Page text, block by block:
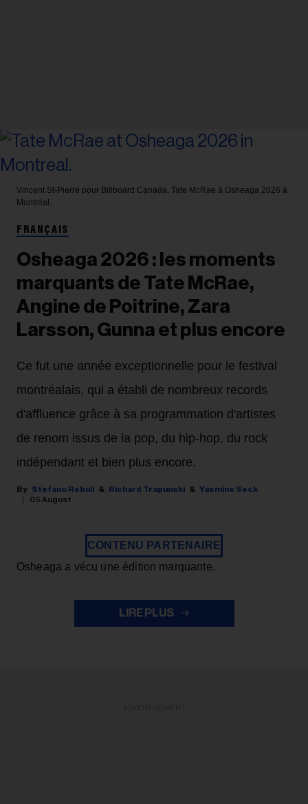
Vincent St-Pierre pour Billboard Canada. Tate McRae à Osheaga 2026 à
Montréal.
FRANÇAIS
Osheaga 2026 : les moments
marquants de Tate McRae,
Angine de Poitrine, Zara
Larsson, Gunna et plus encore
Ce fut une année exceptionnelle pour le festival
montréalais, qui a établi de nombreux records
d'affluence grâce à sa programmation d'artistes
de renom issus de la pop, du hip-hop, du rock
indépendant et bien plus encore.
Stefano Rebuli Richard Trapunski
Yasmine Seck
05 August
CONTENU PARTENAIRE
Osheaga a vécu une édition marquante.
LIRE PLUS